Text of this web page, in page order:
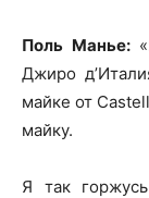
Поль Манье:
Джиро
майке от
майку.
Я так